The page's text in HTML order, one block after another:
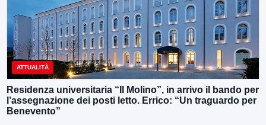
ATTUALITÀ
Residenza universitaria “Il Molino”, in arrivo il bando per
l’assegnazione dei posti letto. Errico: “Un traguardo per
Benevento”